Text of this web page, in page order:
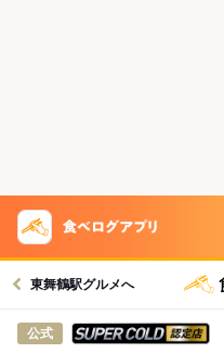
東舞鶴駅グルメへ
公式